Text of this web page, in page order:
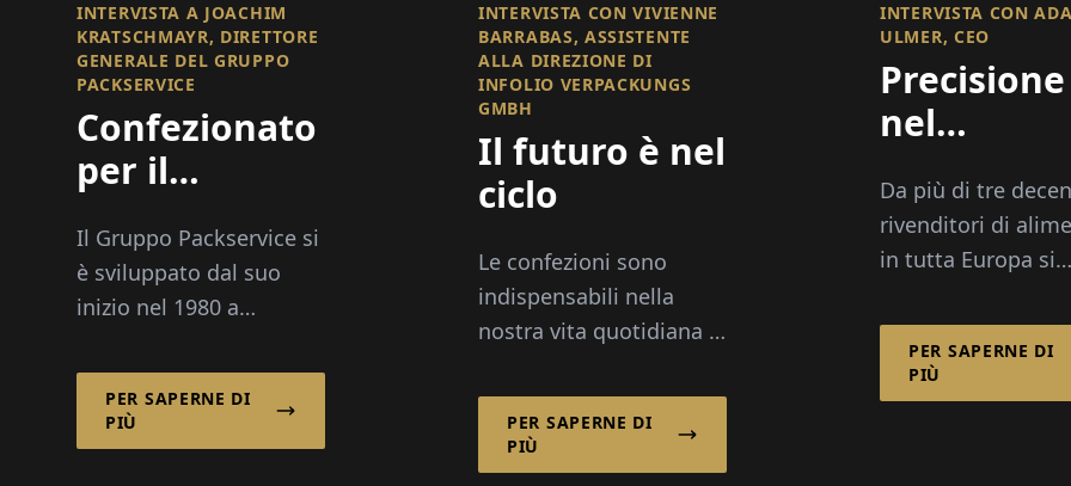
INTERVISTA A JOACHIM
KRATSCHMAYR, DIRETTORE
GENERALE DEL GRUPPO
PACKSERVICE
Confezionato
per il
Presentazioni
sostenibili
Il Gruppo Packservice si
è sviluppato dal suo
inizio nel 1980 a
diventare un fornitore
leader di soluzioni di
imballaggio di alta
PER SAPERNE DI
PIÙ
INTERVISTA CON VIVIENNE
BARRABAS, ASSISTENTE
ALLA DIREZIONE DI
INFOLIO VERPACKUNGS
GMBH
Il futuro è nel
ciclo
Le confezioni sono
indispensabili nella
nostra vita quotidiana –
garantiscono la qualità
e consentono una
logistica efficiente.
PER SAPERNE DI
PIÙ
INTERVISTA CON
ULMER, CEO
Precisione
nel
dalla
Da più di tre
rivenditori di
in tutta Europa si
polacco di
Ulmer - non solo
frutta surgelata di
PER SAPERNE DI
PIÙ